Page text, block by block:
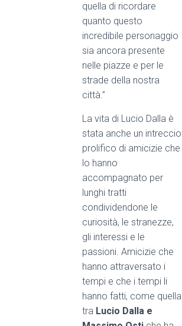
quella di ricordare
quanto questo
incredibile personaggio
sia ancora presente
nelle piazze e per le
strade della nostra
città.”
La vita di Lucio Dalla è
stata anche un intreccio
prolifico di amicizie che
lo hanno
accompagnato per
lunghi tratti
condividendone le
curiosità, le stranezze,
gli interessi e le
passioni. Amicizie che
hanno attraversato i
tempi e che i tempi li
hanno fatti, come quella
tra Lucio Dalla e